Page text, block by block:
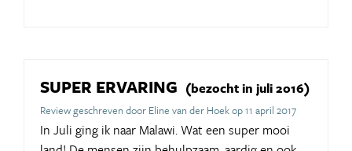
SUPER ERVARING (bezocht in juli 2016)
Review geschreven door Eline van der Hoek op 11 april 2017
In Juli ging ik naar Malawi. Wat een super mooi